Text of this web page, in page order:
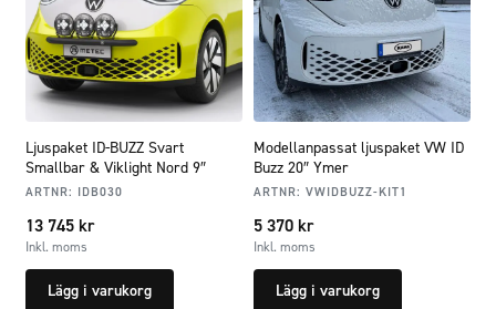
Ljuspaket ID-BUZZ Svart
Smallbar & Viklight Nord 9″
ARTNR: IDB030
13 745 kr
Inkl. moms
Lägg i varukorg
Modellanpassat ljuspaket VW ID
Buzz 20″ Ymer
ARTNR: VWIDBUZZ-KIT1
5 370 kr
Inkl. moms
Lägg i varukorg